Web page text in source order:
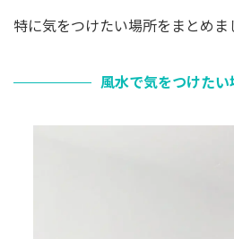
特に気をつけたい場所をまとめま
風水で気をつけた